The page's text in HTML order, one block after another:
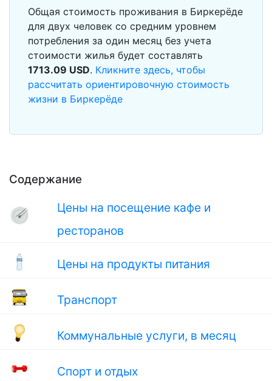
Содержание
Цены на посещение кафе и
ресторанов
Цены на продукты питания
Транспорт
Коммунальные услуги, в месяц
Спорт и отдых
Общая стоимость проживания в Биркерёде
для двух человек со средним уровнем
потребления за один месяц без учета
стоимости жилья будет составлять
1713.09 USD. Кликните здесь, чтобы
рассчитать ориентировочную стоимость
жизни в Биркерёде